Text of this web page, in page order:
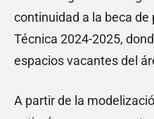
continuidad a la beca de
Técnica 2024-2025,
espacios vacantes del
A partir de la